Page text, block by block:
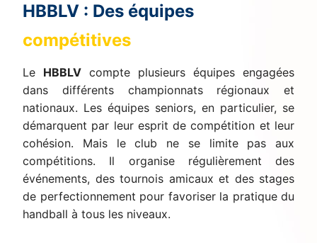
HBBLV : Des équipes
compétitives
Le HBBLV compte plusieurs équipes engagées
dans différents championnats régionaux et
nationaux. Les équipes seniors, en particulier, se
démarquent par leur esprit de compétition et leur
cohésion. Mais le club ne se limite pas aux
compétitions. Il organise régulièrement des
événements, des tournois amicaux et des stages
de perfectionnement pour favoriser la pratique du
handball à tous les niveaux.